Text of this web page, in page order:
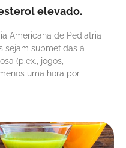
elevado.
Americana de Pediatria
sejam submetidas à
(p.ex., jogos,
uma hora por